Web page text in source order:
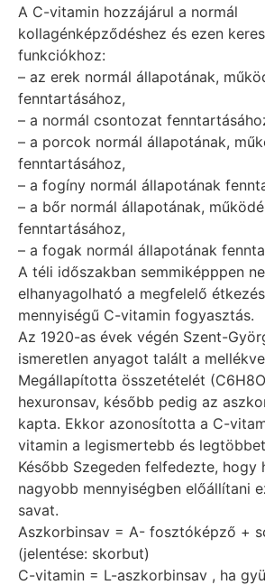
A C-vitamin hozzájárul a normál
kollagénképződéshez és ezen
funkciókhoz:
– az erek normál állapotának,
fenntartásához,
– a normál csontozat
– a porcok normál állapotának,
fenntartásához,
– a fogíny normál állapotának
– a bőr normál állapotának,
fenntartásá­hoz,
– a fogak normál állapotának
A téli időszakban semmiképppen
elhanyagolható a megfelelő
mennyiségű C-vitamin fogyasztás.
Az 1920-as évek végén Szent-
ismeretlen anyagot talált a
Megállapította összetételét
hexuronsav, később pedig az
kapta. Ekkor azonosította a C-
vitamin a legismertebb és
Később Szegeden felfedezte, hogy
nagyobb mennyiségben előállítani
savat.
Aszkorbinsav = A- fosztóképző +
(jelentése: skorbut)
C-vitamin = L-aszkorbinsav , ha